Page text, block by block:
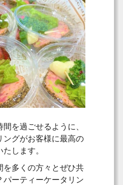
を過ごせるように、
ングがお客様に最高の
します。
を多くの方々とぜひ共
ーティーケータリン